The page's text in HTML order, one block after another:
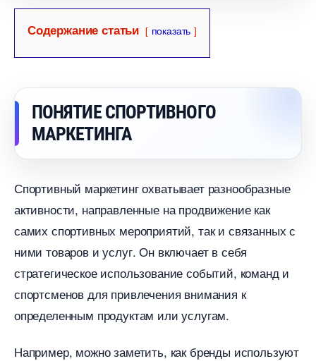
Содержание статьи показать
ПОНЯТИЕ СПОРТИВНОГО
МАРКЕТИНГА
Спортивный маркетинг охватывает разнообразные
активности, направленные на продвижение как
самих спортивных мероприятий, так и связанных с
ними товаров и услуг. Он включает в себя
стратегическое использование событий, команд и
спортсменов для привлечения внимания к
определенным продуктам или услугам.
Например, можно заметить, как бренды используют